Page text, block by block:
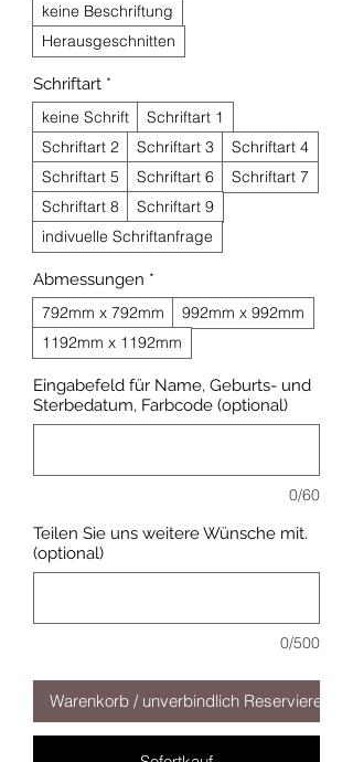
keine Beschriftung
Herausgeschnitten
Schriftart *
keine Schrift
Schriftart 1
Schriftart 2
Schriftart 3
Schriftart 4
Schriftart 5
Schriftart 6
Schriftart 7
Schriftart 8
Schriftart 9
indivuelle Schriftanfrage
Abmessungen *
792mm x 792mm
992mm x 992mm
1192mm x 1192mm
Eingabefeld für Name, Geburts- und
Sterbedatum, Farbcode (optional)
0/60
Teilen Sie uns weitere Wünsche mit.
(optional)
0/500
Warenkorb / unverbindlich Reservieren